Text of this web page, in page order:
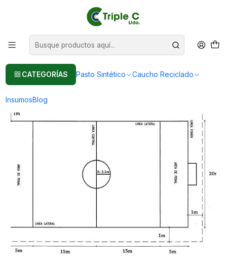
CATEGORÍAS Pasto Sintético Caucho Reciclado
InsumosBlog
Pasto sintético Para Jardín
Pasto sintético Premium: canchas de 22x42 m2 y shockpad